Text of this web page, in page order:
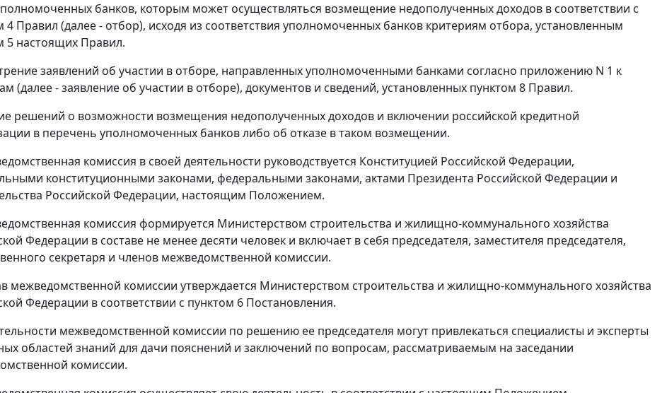
банков, которым может осуществляться возмещение недополученных доходов в соответствии с
4 Правил (далее - отбор), исходя из соответствия уполномоченных банков критериям отбора, установленным
5 настоящих Правил.
заявлений об участии в отборе, направленных уполномоченными банками согласно приложению N 1 к
(далее - заявление об участии в отборе), документов и сведений, установленных пунктом 8 Правил.
решений о возможности возмещения недополученных доходов и включении российской кредитной
в перечень уполномоченных банков либо об отказе в таком возмещении.
комиссия в своей деятельности руководствуется Конституцией Российской Федерации,
конституционными законами, федеральными законами, актами Президента Российской Федерации и
Российской Федерации, настоящим Положением.
комиссия формируется Министерством строительства и жилищно-коммунального хозяйства
Федерации в составе не менее десяти человек и включает в себя председателя, заместителя председателя,
секретаря и членов межведомственной комиссии.
межведомственной комиссии утверждается Министерством строительства и жилищно-коммунального хозяйства
Федерации в соответствии с пунктом 6 Постановления.
межведомственной комиссии по решению ее председателя могут привлекаться специалисты и эксперты
областей знаний для дачи пояснений и заключений по вопросам, рассматриваемым на заседании
комиссии.